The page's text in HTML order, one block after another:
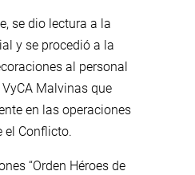
se dio lectura a la
y se procedió a la
al personal
Malvinas que
en las operaciones
el Conflicto.
“Orden Héroes de